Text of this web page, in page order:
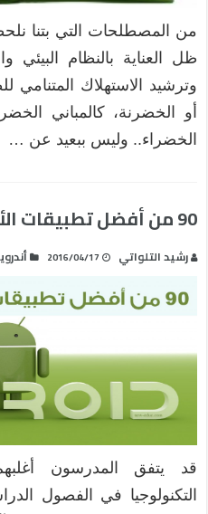
من المصطلحات التي بتنا
ظل العناية بالنظام البيئي
وترشيد الاستهلاك المتنامي
أو الخضرنة، كالمباني
الخضراء.. وليس ببعيد عن …
90 من أفضل تطبيقات الأندرويد التعليمية
رشيد التلواتي 2016/04/17
قد يتفق المدرسون
التكنولوجيا في الفصول